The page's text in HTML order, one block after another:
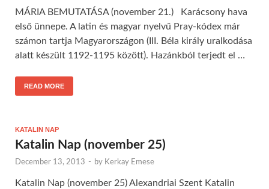
MÁRIA BEMUTATÁSA (november 21.) Karácsony hava
első ünnepe. A latin és magyar nyelvű Pray-kódex már
számon tartja Magyarországon (III. Béla király uralkodása
alatt készült 1192-1195 között). Hazánkból terjedt el …
READ MORE
KATALIN NAP
Katalin Nap (november 25)
December 13, 2013 - by Kerkay Emese
Katalin Nap (november 25) Alexandriai Szent Katalin